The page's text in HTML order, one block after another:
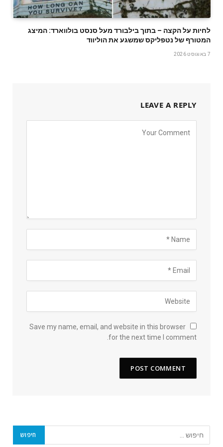
לחיות על הקצה – בתוך בילבורד מעל סנסט בולווארד: המיצג
המטורף של נטפליקס שמשגע את הוליווד
7 באוגוסט 2026
LEAVE A REPLY
Save my name, email, and website in this browser
for the next time I comment.